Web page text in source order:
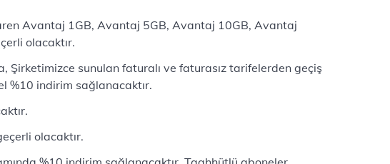
Avantaj 1GB, Avantaj 5GB, Avantaj 10GB, Avantaj
olacaktır.
Şirketimizce sunulan faturalı ve faturasız tarifelerden geçiş
%10 indirim sağlanacaktır.
olacaktır.